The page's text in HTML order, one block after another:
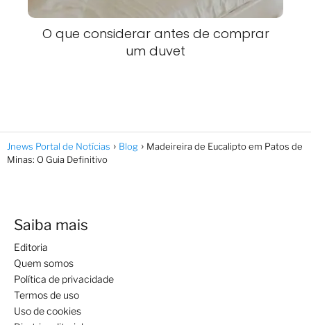
O que considerar antes de comprar
um duvet
Jnews Portal de Notícias Blog
Madeireira de Eucalipto em Patos de
Minas: O Guia Definitivo
Saiba mais
Editoria
Quem somos
Política de privacidade
Termos de uso
Uso de cookies